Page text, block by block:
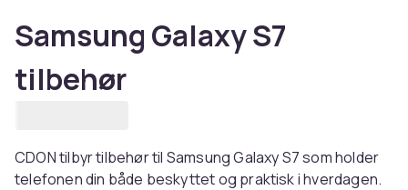
Samsung Galaxy S7
tilbehør
CDON tilbyr tilbehør til Samsung Galaxy S7 som holder
telefonen din både beskyttet og praktisk i hverdagen.